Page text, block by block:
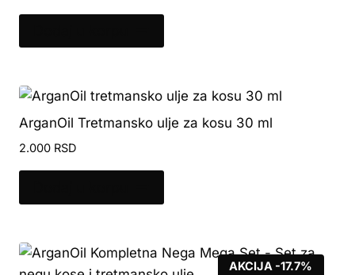
6.200 RSD.
ArganOil Tretmansko ulje za kosu 30 ml
2.000 RSD
AKCIJA -17.7%